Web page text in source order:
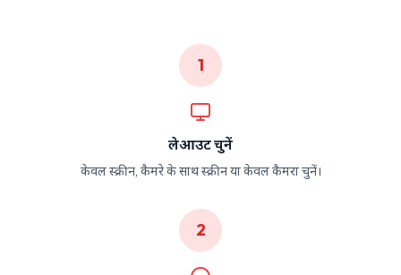
1
लेआउट चुनें
केवल स्क्रीन, कैमरे के साथ स्क्रीन या केवल कैमरा चुनें।
2